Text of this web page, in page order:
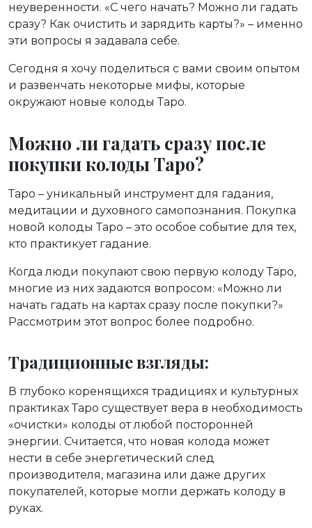
неуверенности. «С чего начать? Можно ли гадать
сразу? Как очистить и зарядить карты?» – именно
эти вопросы я задавала себе.
Сегодня я хочу поделиться с вами своим опытом
и развенчать некоторые мифы, которые
окружают новые колоды Таро.
Можно ли гадать сразу после
покупки колоды Таро?
Таро – уникальный инструмент для гадания,
медитации и духовного самопознания. Покупка
новой колоды Таро – это особое событие для тех,
кто практикует гадание.
Когда люди покупают свою первую колоду Таро,
многие из них задаются вопросом: «Можно ли
начать гадать на картах сразу после покупки?»
Рассмотрим этот вопрос более подробно.
Традиционные взгляды:
В глубоко коренящихся традициях и культурных
практиках Таро существует вера в необходимость
«очистки» колоды от любой посторонней
энергии. Считается, что новая колода может
нести в себе энергетический след
производителя, магазина или даже других
покупателей, которые могли держать колоду в
руках.